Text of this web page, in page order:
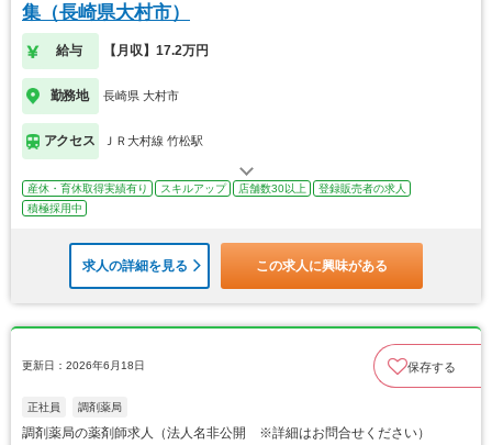
集（長崎県大村市）
給与 【月収】17.2万円
勤務地 長崎県 大村市
アクセス ＪＲ大村線 竹松駅
産休・育休取得実績有り スキルアップ 店舗数30以上
登録販売者の求人
積極採用中
求人の詳細を見る この求人に興味がある
更新日：2026年6月18日 保存する
正社員 調剤薬局
調剤薬局の薬剤師求人（法人名非公開 ※詳細はお問合せください）